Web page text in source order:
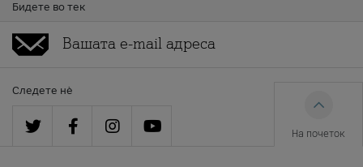
Бидете во тек
Следете нè
На почеток